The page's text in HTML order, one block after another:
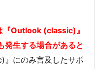
Outlook (classic)』
発生する場合があると
にのみ言及したサポ